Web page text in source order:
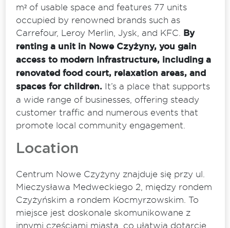
m² of usable space and features 77 units
occupied by renowned brands such as
Carrefour, Leroy Merlin, Jysk, and KFC. By
renting a unit in Nowe Czyżyny, you gain
access to modern infrastructure, including a
renovated food court, relaxation areas, and
spaces for children.It’s a place that supports
a wide range of businesses, offering steady
customer traffic and numerous events that
promote local community engagement.
Location
Centrum Nowe Czyżyny znajduje się przy ul.
Mieczysława Medweckiego 2, między rondem
Czyżyńskim a rondem Kocmyrzowskim. To
miejsce jest doskonale skomunikowane z
innymi częściami miasta, co ułatwia dotarcie